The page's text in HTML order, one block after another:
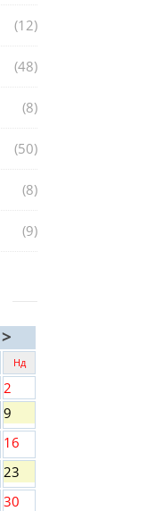
(12)
(48)
(8)
(50)
(8)
(9)
>
Нд
2
9
16
23
30